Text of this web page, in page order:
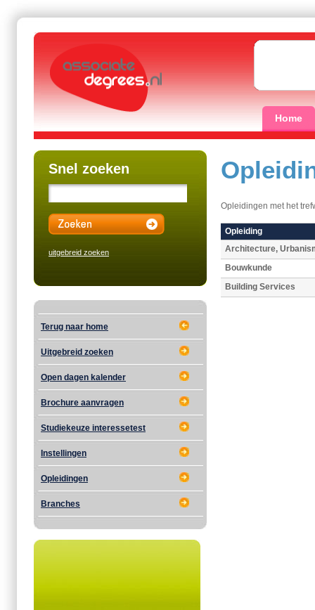
Home
Snel zoeken
uitgebreid zoeken
Terug naar home
Uitgebreid zoeken
Open dagen kalender
Brochure aanvragen
Studiekeuze interessetest
Instellingen
Opleidingen
Branches
Opleidingen met het
Opleiding
Architecture,
Bouwkunde
Building Services